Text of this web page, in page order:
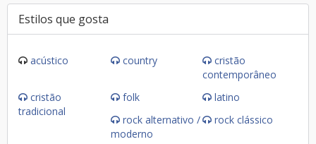
Estilos que gosta
acústico country
cristão
contemporâneo
cristão
tradicional
folk
latino
rock alternativo /
moderno
rock clássico